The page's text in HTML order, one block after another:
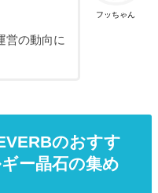
フッちゃん
営の動向に
のおすす
ー晶石の集め